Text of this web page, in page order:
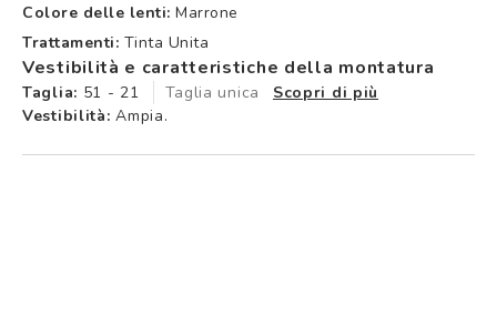
Colore delle lenti: Marrone
Trattamenti: Tinta Unita
Vestibilità e caratteristiche della montatura
Taglia: 51 - 21 Taglia unica
Scopri di più
Vestibilità: Ampia.